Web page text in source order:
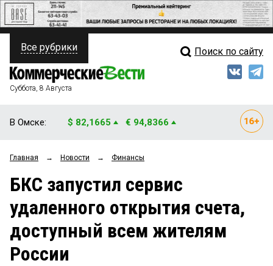
ПОЛИТИКА
ФИНАНСЫ
ОБЩЕСТВО
ЗАКОН
НОВОСТИ КОМПАНИЙ
Свежий выпуск
Рейтинги
Блоги
Архив
Все рубрики Поиск по сайту
Суббота, 8 Августа
В Омске: $ 82,1665 € 94,8366
Главная → Новости → Финансы
БКС запустил сервис
удаленного открытия счета,
доступный всем жителям
России